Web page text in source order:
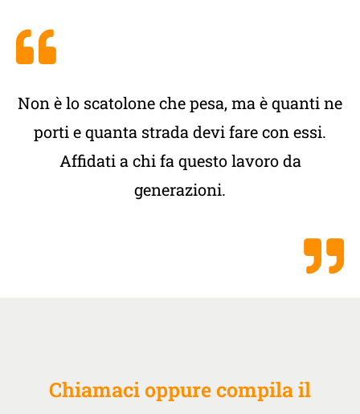
Non è lo scatolone che pesa, ma è quanti ne
porti e quanta strada devi fare con essi.
Affidati a chi fa questo lavoro da
generazioni.
Chiamaci oppure compila il